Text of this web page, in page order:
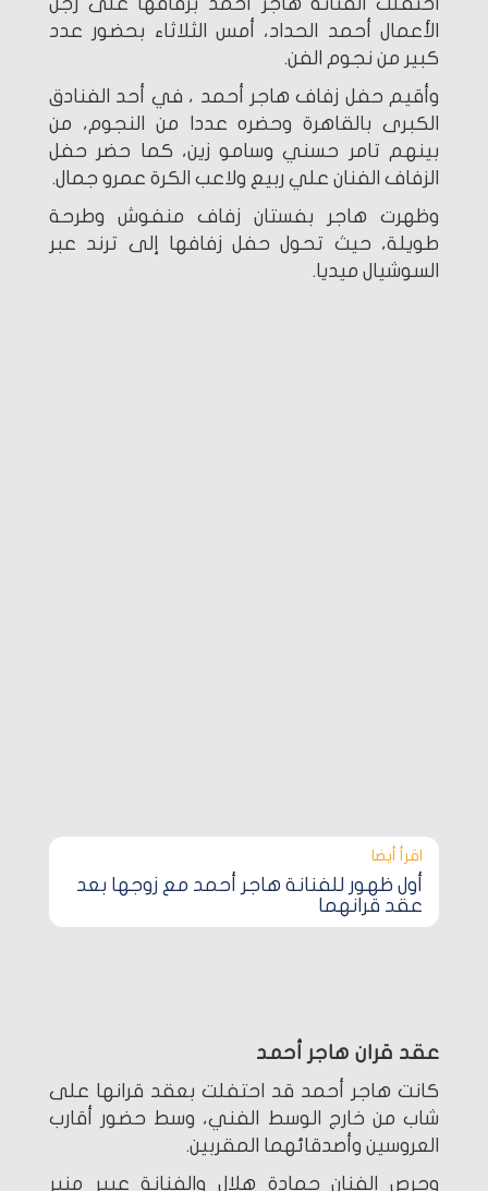
الأعمال أحمد الحداد، أمس الثلاثاء بحضور عدد
كبير من نجوم الفن.
وأقيم حفل زفاف هاجر أحمد ، في أحد الفنادق
الكبرى بالقاهرة وحضره عددا من النجوم، من
بينهم تامر حسني وسامو زين، كما حضر حفل
الزفاف الفنان علي ربيع ولاعب الكرة عمرو جمال.
وظهرت هاجر بفستان زفاف منفوش وطرحة
طويلة، حيث تحول حفل زفافها إلى ترند عبر
السوشيال ميديا.
اقرأ أيضا‎
أول ظهور للفنانة هاجر أحمد مع زوجها بعد
عقد قرانهما
عقد قران هاجر أحمد
كانت هاجر أحمد قد احتفلت بعقد قرانها على
شاب من خارج الوسط الفني، وسط حضور أقارب
العروسين وأصدقائهما المقربين.
وحرص الفنان حمادة هلال والفنانة عبير منير